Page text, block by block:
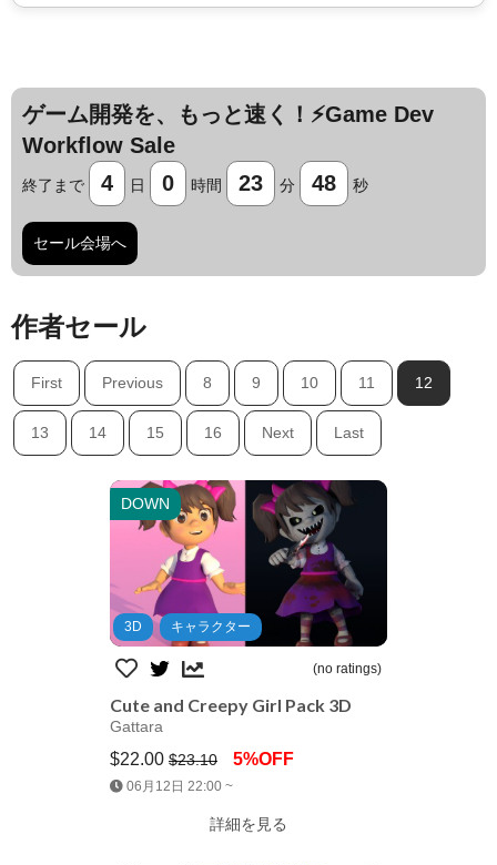
ゲーム開発を、もっと速く！⚡️Game Dev
Workflow Sale
終了まで 4 日 0 時間 23 分 46 秒
セール会場へ
作者セール
First Previous 8 9 10 11 12
13 14 15 16 Next Last
DOWN
Jump AssetStore
3D キャラクター
(no ratings)
Cute and Creepy Girl Pack 3D
Gattara
$22.00 $23.10 5%OFF
06月12日 22:00 ~
詳細を見る
Jump AssetStore